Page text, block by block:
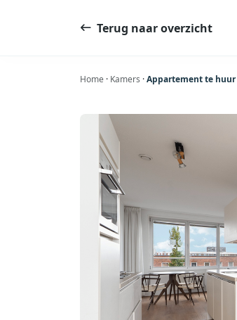
Terug naar overzicht
Home · Kamers ·Appartement te huur